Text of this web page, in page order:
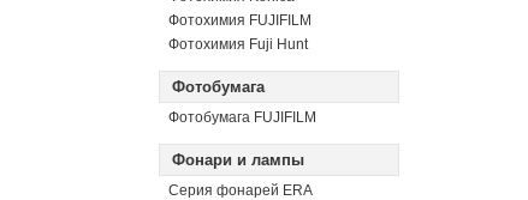
Фотохимия FUJIFILM
Фотохимия Fuji Hunt
Фотобумага
Фотобумага FUJIFILM
Фонари и лампы
Серия фонарей ERA